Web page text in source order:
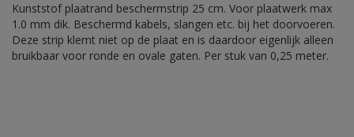
Kunststof plaatrand beschermstrip 25 cm. Voor plaatwerk max
1.0 mm dik. Beschermd kabels, slangen etc. bij het doorvoeren.
Deze strip klemt niet op de plaat en is daardoor eigenlijk alleen
bruikbaar voor ronde en ovale gaten. Per stuk van 0,25 meter.